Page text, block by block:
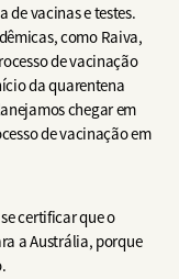
de vacinas e testes.
como Raiva,
de vacinação
da quarentena
chegar em
de vacinação em
certificar que o
a Austrália, porque